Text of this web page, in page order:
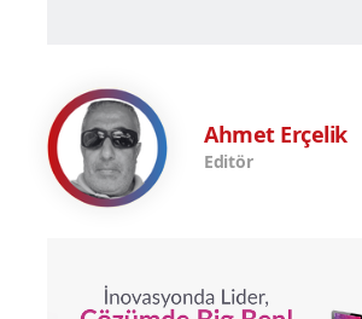
Ahmet Erçelik
Editör